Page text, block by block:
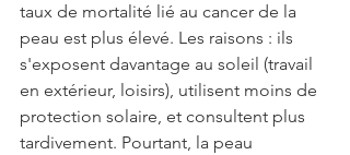
taux de mortalité lié au cancer de la
peau est plus élevé. Les raisons : ils
s'exposent davantage au soleil (travail
en extérieur, loisirs), utilisent moins de
protection solaire, et consultent plus
tardivement. Pourtant, la peau